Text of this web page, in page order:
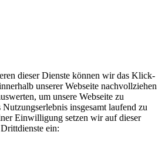
dieser Dienste können wir das Klick-
unserer Webseite nachvollziehen
um unsere Webseite zu
insgesamt laufend zu
Einwilligung setzen wir auf dieser
ein: